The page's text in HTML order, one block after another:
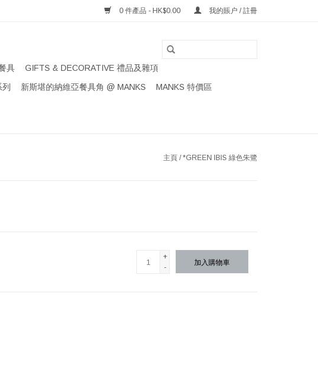
0 件產品 - HK$0.00 我的賬户 / 註冊
具
GIFTS & DECORATIVE 禮品及雜項
新斯堪的納維亞餐具角 @ MANKS
MANKS 特價區
主頁 /*GREEN IBIS 綠色朱鷺
+
-
加入購物車